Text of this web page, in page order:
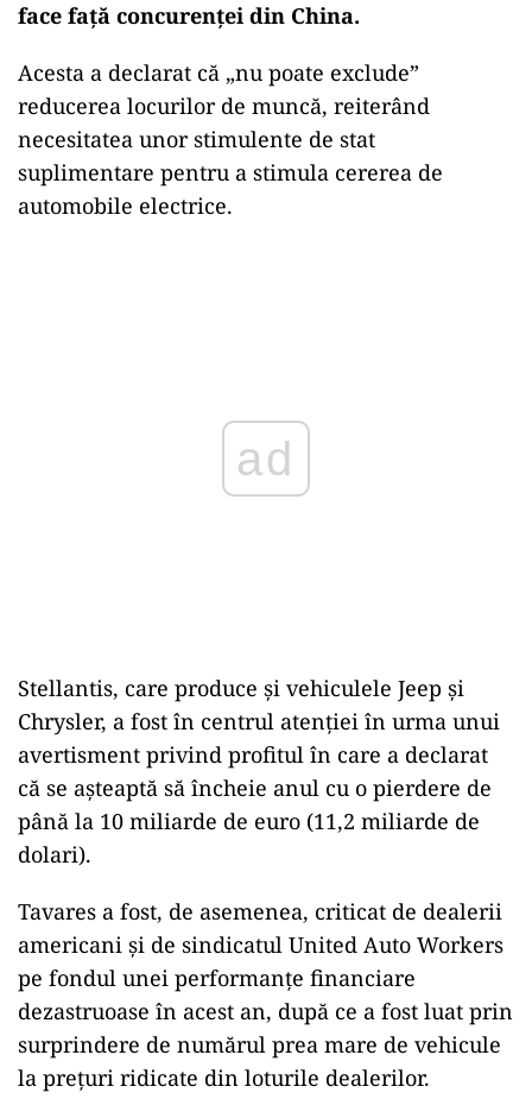
face față concurenței din China.
Acesta a declarat că „nu poate exclude”
reducerea locurilor de muncă, reiterând
necesitatea unor stimulente de stat
suplimentare pentru a stimula cererea de
automobile electrice.
ad
Stellantis, care produce şi vehiculele Jeep și
Chrysler, a fost în centrul atenției în urma unui
avertisment privind profitul în care a declarat
că se așteaptă să încheie anul cu o pierdere de
până la 10 miliarde de euro (11,2 miliarde de
dolari).
Tavares a fost, de asemenea, criticat de dealerii
americani și de sindicatul United Auto Workers
pe fondul unei performanțe financiare
dezastruoase în acest an, după ce a fost luat prin
surprindere de numărul prea mare de vehicule
la prețuri ridicate din loturile dealerilor.